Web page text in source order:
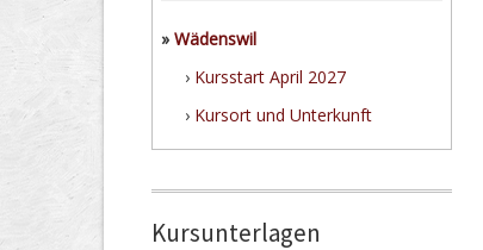
» Wädenswil
› Kursstart April 2027
› Kursort und Unterkunft
Kursunterlagen